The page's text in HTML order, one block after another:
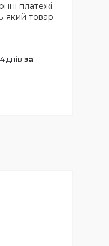
платежі.
який товар
днів за